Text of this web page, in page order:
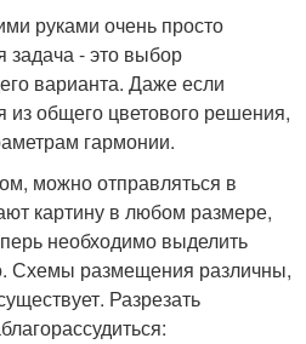
руками очень просто
задача - это выбор
варианта. Даже если
из общего цветового решения,
гармонии.
можно отправляться в
картину в любом размере,
необходимо выделить
Схемы размещения различны,
Разрезать